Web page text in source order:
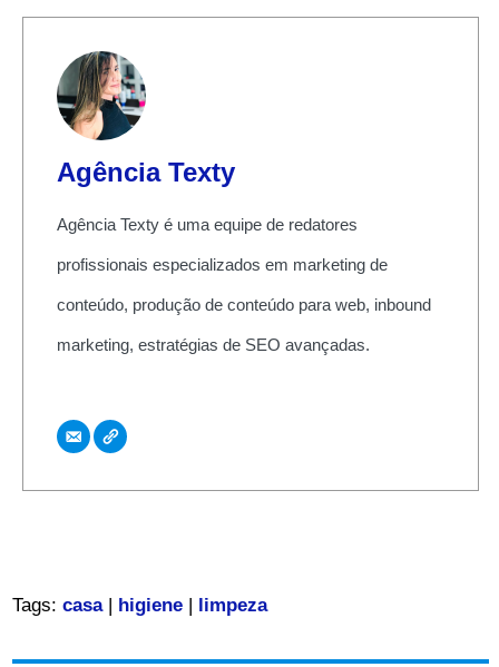
Agência Texty
Agência Texty é uma equipe de redatores
profissionais especializados em marketing de
conteúdo, produção de conteúdo para web, inbound
marketing, estratégias de SEO avançadas.
Tags: casa| higiene| limpeza